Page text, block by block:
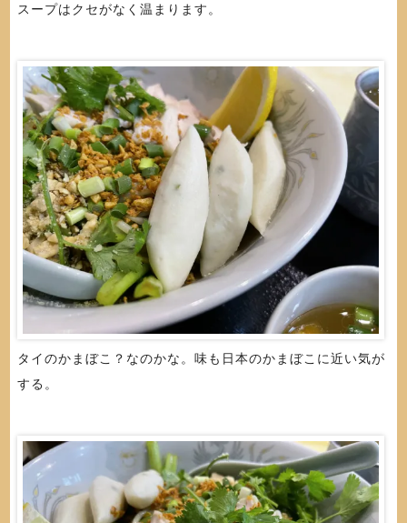
スープはクセがなく温まります。
タイのかまぼこ？なのかな。味も日本のかまぼこに近い気が
する。